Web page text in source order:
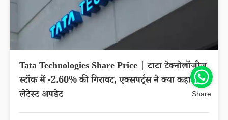
Tata Technologies Share Price | टाटा टेक्नोलॉजीज
स्टॉक में -2.60% की गिरावट, एक्सपर्ट्स ने क्या कहा?
लेटेस्ट अपडेट
Share